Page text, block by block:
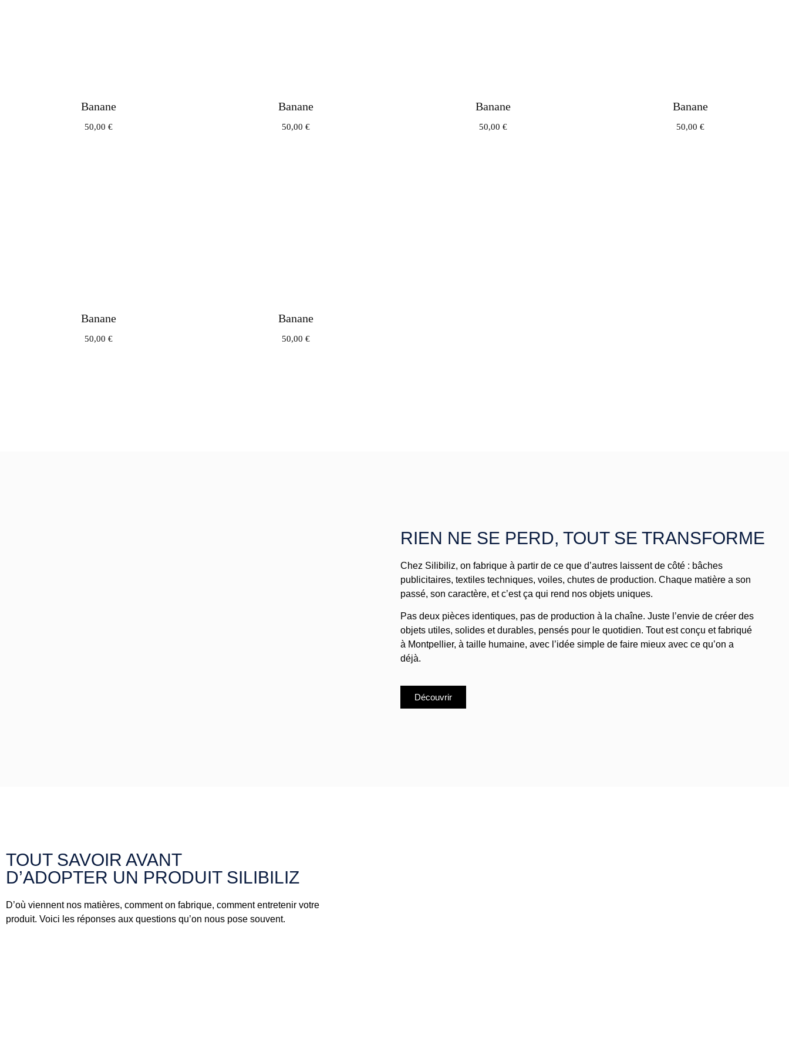
Banane
50,00 €
Banane
50,00 €
Banane
50,00 €
Banane
50,00 €
Banane
50,00 €
Banane
50,00 €
RIEN NE SE PERD, TOUT SE TRANSFORME
Chez Silibiliz, on fabrique à partir de ce que d’autres laissent de côté : bâches
publicitaires, textiles techniques, voiles, chutes de production. Chaque matière a son
passé, son caractère, et c’est ça qui rend nos objets uniques.
Pas deux pièces identiques, pas de production à la chaîne. Juste l’envie de créer des
objets utiles, solides et durables, pensés pour le quotidien. Tout est conçu et fabriqué
à Montpellier, à taille humaine, avec l’idée simple de faire mieux avec ce qu’on a
déjà.
Découvrir
TOUT SAVOIR AVANT
D’ADOPTER UN PRODUIT SILIBILIZ
D’où viennent nos matières, comment on fabrique, comment entretenir votre
produit. Voici les réponses aux questions qu’on nous pose souvent.